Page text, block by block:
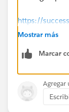
https://
Thanks!
Mostrar más
Marcar
Agregar